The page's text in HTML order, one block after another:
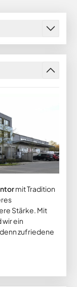
mit Tradition
Stärke. Mit
wir ein
zufriedene